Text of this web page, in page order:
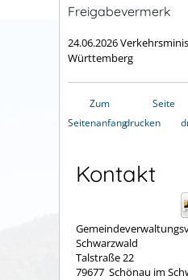
Freigabevermerk
24.06.2026
Württemberg
Zum
Seitenanfang
Seite
drucken
Kontakt
Schwarzwald
Talstraße 22
79677 Schönau im